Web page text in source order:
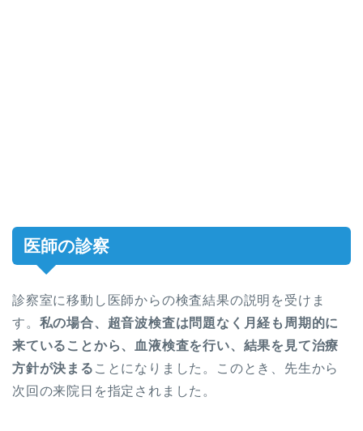
医師の診察
診察室に移動し医師からの検査結果の説明を受けま
す。 私の場合、超音波検査は問題なく月経も周期的に
来ていることから、血液検査を行い、結果を見て治療
方針が決まる ことになりました。このとき、先生から
次回の来院日を指定されました。